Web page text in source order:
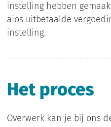
instelling hebben
aios uitbetaalde
instelling.
Het proces
Overwerk kan je bij ons